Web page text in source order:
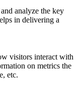
analyze the key
in delivering a
visitors interact with
on metrics the
etc.